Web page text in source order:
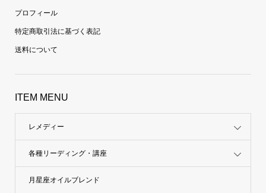
プロフィール
特定商取引法に基づく表記
送料について
ITEM MENU
レメディー
各種リーディング・講座
月星座オイルブレンド